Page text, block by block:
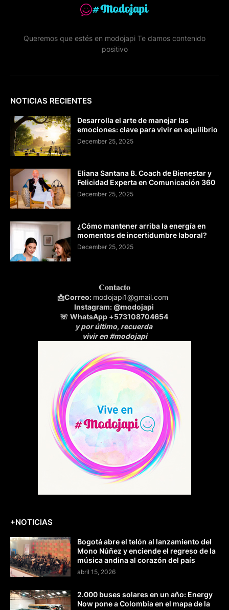
Queremos que estés en modojapi Te damos contenido
positivo
NOTICIAS RECIENTES
Desarrolla el arte de manejar las
emociones: clave para vivir en equilibrio
December 25, 2025
Eliana Santana B. Coach de Bienestar y
Felicidad Experta en Comunicación 360
December 25, 2025
¿Cómo mantener arriba la energía en
momentos de incertidumbre laboral?
December 25, 2025
Contacto
📩Correo: modojapi1@gmail.com
Instagram:@modojapi
☏ WhatsApp +573108704654
y por último, recuerda
vivir en #modojapi
+NOTICIAS
Bogotá abre el telón al lanzamiento del
Mono Núñez y enciende el regreso de la
música andina al corazón del país
abril 15, 2026
2.000 buses solares en un año: Energy
Now pone a Colombia en el mapa de la